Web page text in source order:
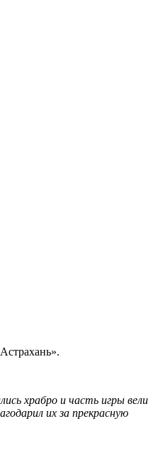
храбро и часть игры вели
их за прекрасную